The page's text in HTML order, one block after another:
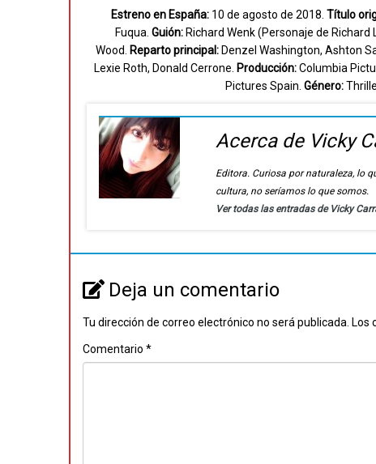
Estreno en España: 10 de agosto de 2018. Título
Fuqua. Guión: Richard Wenk (Personaje de Richard
Wood.
Reparto principal: Denzel Washington, Ashton
Lexie Roth, Donald Cerrone. Producción:Columbia
Pictures Spain. Género:
Acerca de Vicky
Editora. Curiosa por naturaleza, lo
cultura, no seríamos lo que somos.
Ver todas las entradas de Vicky
Deja un comentario
Tu dirección de correo electrónico no será publicada. Los
Comentario *